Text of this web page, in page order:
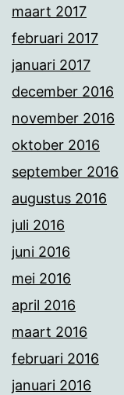
maart 2017
februari 2017
januari 2017
december 2016
november 2016
oktober 2016
september 2016
augustus 2016
juli 2016
juni 2016
mei 2016
april 2016
maart 2016
februari 2016
januari 2016